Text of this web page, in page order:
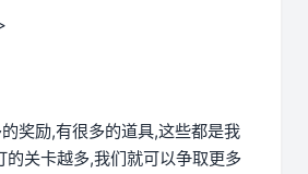
奖励,有很多的道具,这些都是我
的关卡越多,我们就可以争取更多